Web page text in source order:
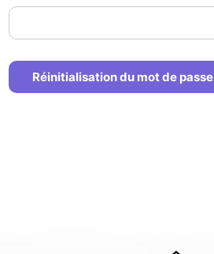
Réinitialisation du mot de passe